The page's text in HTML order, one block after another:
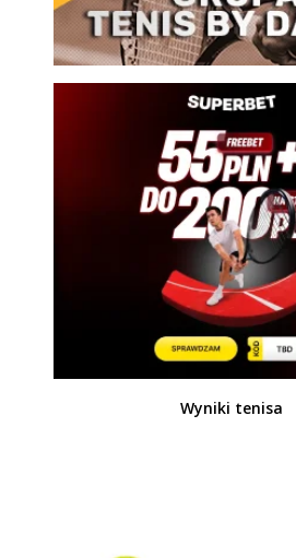
Wyniki tenisa